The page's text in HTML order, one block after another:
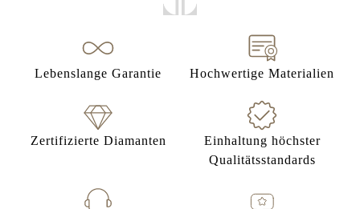
Lebenslange Garantie Hochwertige Materialien
Zertifizierte Diamanten
Einhaltung höchster
Qualitätsstandards